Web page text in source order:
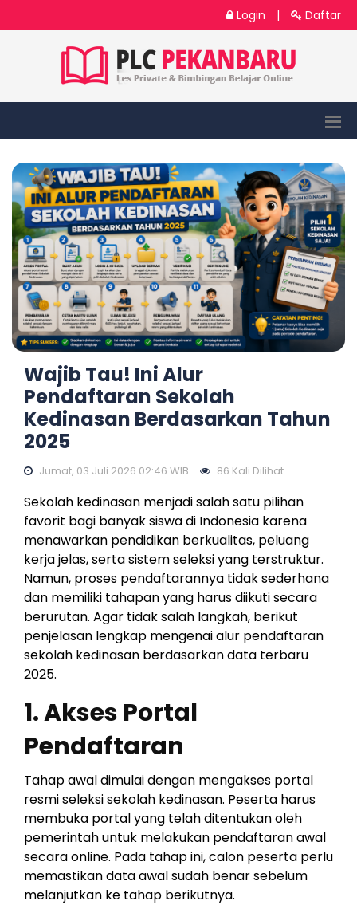
Login | Daftar
Wajib Tau! Ini Alur
Pendaftaran Sekolah
Kedinasan Berdasarkan Tahun
2025
Jumat, 03 Juli 2026 02:46 WIB 86 Kali Dilihat
Sekolah kedinasan menjadi salah satu pilihan
favorit bagi banyak siswa di Indonesia karena
menawarkan pendidikan berkualitas, peluang
kerja jelas, serta sistem seleksi yang terstruktur.
Namun, proses pendaftarannya tidak sederhana
dan memiliki tahapan yang harus diikuti secara
berurutan. Agar tidak salah langkah, berikut
penjelasan lengkap mengenai alur pendaftaran
sekolah kedinasan berdasarkan data terbaru
2025.
1. Akses Portal
Pendaftaran
Tahap awal dimulai dengan mengakses portal
resmi seleksi sekolah kedinasan. Peserta harus
membuka portal yang telah ditentukan oleh
pemerintah untuk melakukan pendaftaran awal
secara online. Pada tahap ini, calon peserta perlu
memastikan data awal sudah benar sebelum
melanjutkan ke tahap berikutnya.